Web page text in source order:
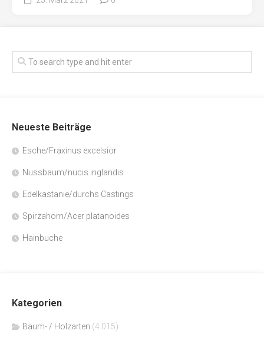
Neueste Beiträge
Esche/Fraxinus excelsior
Nussbaum/nucis inglandis
Edelkastanie/durchs Castings
Spirzahorn/Acer platanoides
Hainbuche
Kategorien
Bäum- / Holzarten (4.015)